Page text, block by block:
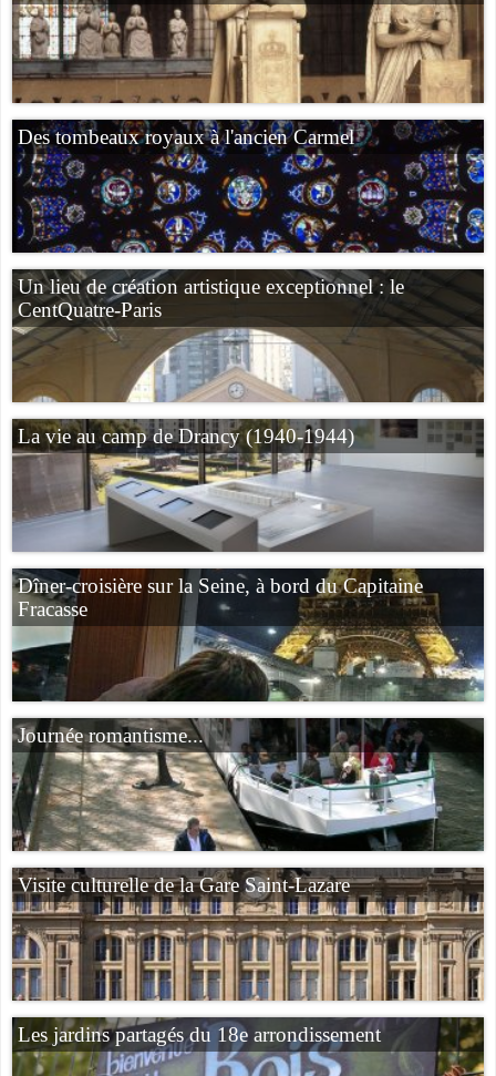
Des tombeaux royaux à l'ancien Carmel
Un lieu de création artistique exceptionnel : le
CentQuatre-Paris
La vie au camp de Drancy (1940-1944)
Dîner-croisière sur la Seine, à bord du Capitaine
Fracasse
Journée romantisme...
Visite culturelle de la Gare Saint-Lazare
Les jardins partagés du 18e arrondissement